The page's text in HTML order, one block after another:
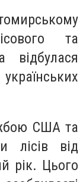
та
відбулася
США та
лісів від
рік. Цього